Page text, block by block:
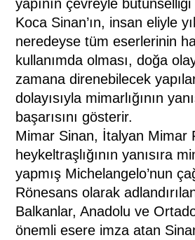
yapının çevreyle
Koca Sinan’ın, insan eliyle
neredeyse tüm eserlerinin
kullanımda olması, doğa
zamana direnebilecek
dolayısıyla mimarlığının
başarısını gösterir.
Mimar Sinan, İtalyan Mimar
heykeltraşlığının yanısıra
yapmış Michelangelo’nun
Rönesans olarak
Balkanlar, Anadolu ve
önemli esere imza atan